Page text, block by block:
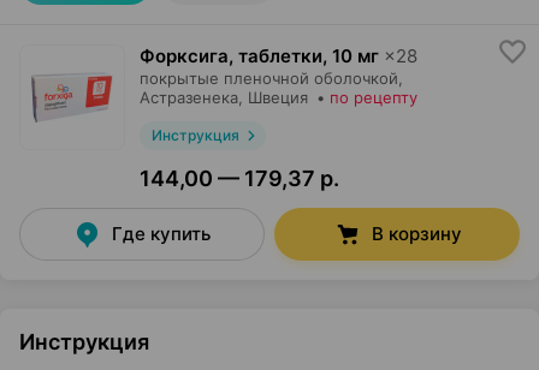
Форксига, таблетки, 10 мг ×28
покрытые пленочной оболочкой,
Астразенека , Швеция • по рецепту
Инструкция
144,00 — 179,37 р.
Где купить В корзину
Инструкция